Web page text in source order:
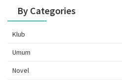
By Categories
Klub
Umum
Novel